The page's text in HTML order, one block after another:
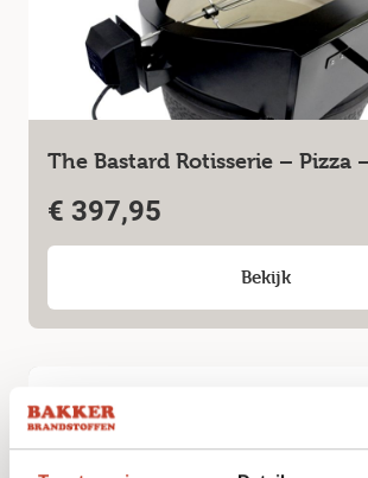
The Bastard Rotisserie – Pizza
€ 397,95
Bekijk